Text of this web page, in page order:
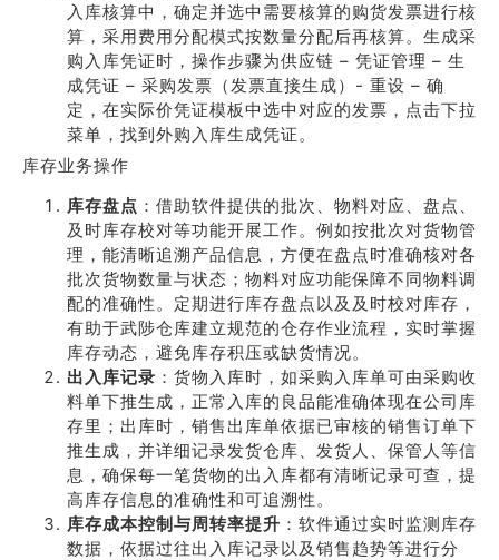
入库核算中，确定并选中需要核算的购货发票进行核
算，采用费用分配模式按数量分配后再核算。生成采
购入库凭证时，操作步骤为供应链 – 凭证管理 – 生
成凭证 – 采购发票（发票直接生成）- 重设 – 确
定，在实际价凭证模板中选中对应的发票，点击下拉
菜单，找到外购入库生成凭证。
库存业务操作
库存盘点 ：借助软件提供的批次、物料对应、盘点、
及时库存校对等功能开展工作。例如按批次对货物管
理，能清晰追溯产品信息，方便在盘点时准确核对各
批次货物数量与状态；物料对应功能保障不同物料调
配的准确性。定期进行库存盘点以及及时校对库存，
有助于武陟仓库建立规范的仓存作业流程，实时掌握
库存动态，避免库存积压或缺货情况。
出入库记录 ：货物入库时，如采购入库单可由采购收
料单下推生成，正常入库的良品能准确体现在公司库
存里；出库时，销售出库单依据已审核的销售订单下
推生成，并详细记录发货仓库、发货人、保管人等信
息，确保每一笔货物的出入库都有清晰记录可查，提
高库存信息的准确性和可追溯性。
库存成本控制与周转率提升 ：软件通过实时监测库存
数据，依据过往出入库记录以及销售趋势等进行分